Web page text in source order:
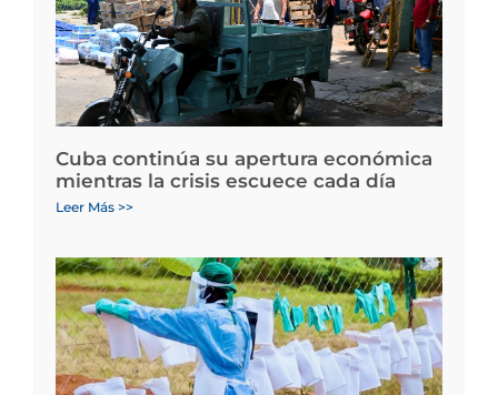
Cuba continúa su apertura económica
mientras la crisis escuece cada día
Leer Más >>